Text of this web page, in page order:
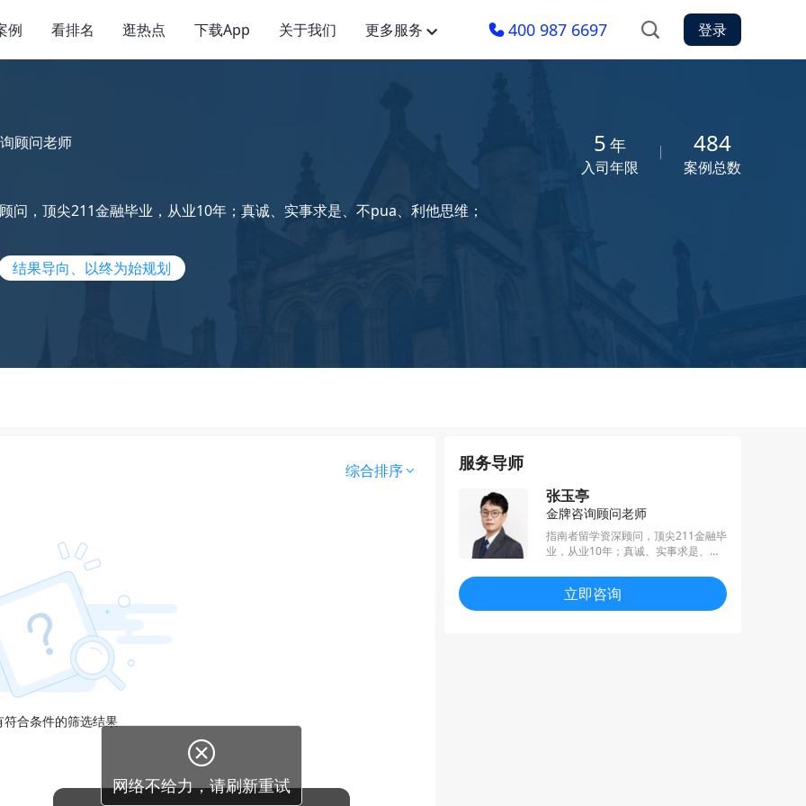
例 看排名 逛热点 下载App 关于我们 更多服务 400 987 6697 登录
顾问老师 5 年
入司年限
484
案例总数
问，顶尖211金融毕业，从业10年；真诚、实事求是、不pua、利他思维；
结果导向、以终为始规划
综合排序
符合条件的筛选结果
服务导师
张玉亭
金牌咨询顾问老师
指南者留学资深顾问，顶尖211金融毕
业，从业10年；真诚、实事求是、不p
立即咨询